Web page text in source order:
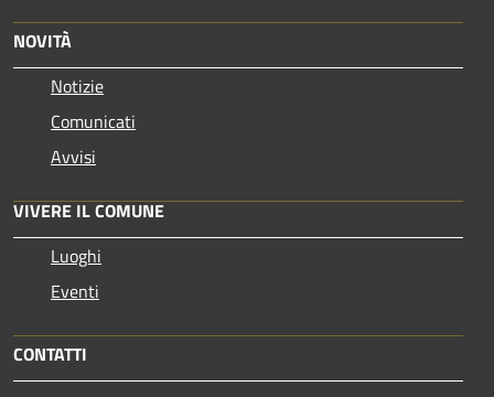
NOVITÀ
Notizie
Comunicati
Avvisi
VIVERE IL COMUNE
Luoghi
Eventi
CONTATTI